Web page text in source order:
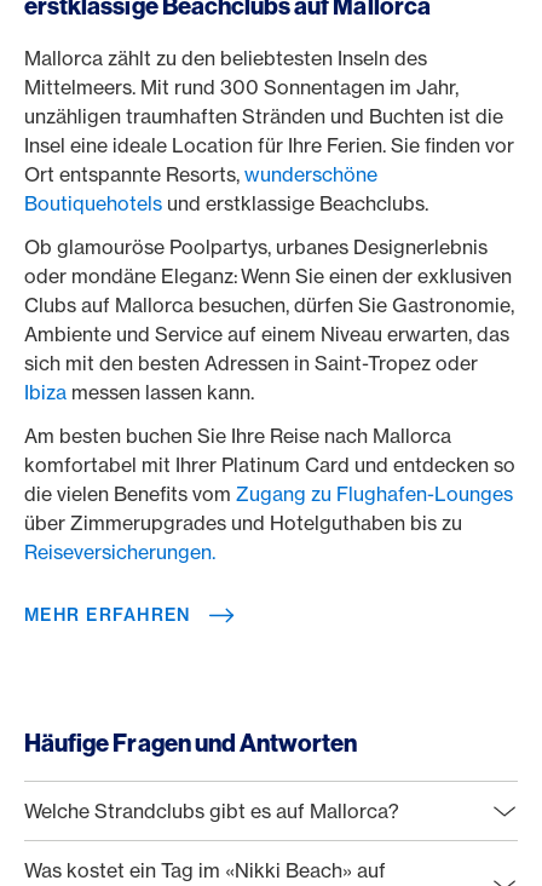
Mallorca zählt zu den beliebtesten Inseln des
Mittelmeers. Mit rund 300 Sonnentagen im Jahr,
unzähligen traumhaften Stränden und Buchten ist die
Insel eine ideale Location für Ihre Ferien. Sie finden vor
Ort entspannte Resorts, wunderschöne
Boutiquehotels und erstklassige Beachclubs.
Ob glamouröse Poolpartys, urbanes Designerlebnis
oder mondäne Eleganz: Wenn Sie einen der exklusiven
Clubs auf Mallorca besuchen, dürfen Sie Gastronomie,
Ambiente und Service auf einem Niveau erwarten, das
sich mit den besten Adressen in Saint-Tropez oder
Ibiza messen lassen kann.
Am besten buchen Sie Ihre Reise nach Mallorca
komfortabel mit Ihrer Platinum Card und entdecken so
die vielen Benefits vom Zugang zu Flughafen-Lounges
über Zimmerupgrades und Hotelguthaben bis zu
Reiseversicherungen.
MEHR ERFAHREN
Häufige Fragen und Antworten
Welche Strandclubs gibt es auf Mallorca?
Was kostet ein Tag im «Nikki Beach» auf